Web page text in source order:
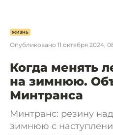
ЖИЗНЬ
Опубликовано 11 октября 2024,
Когда менять
на зимнюю.
Минтранса
Минтранс: резину
зимнюю с